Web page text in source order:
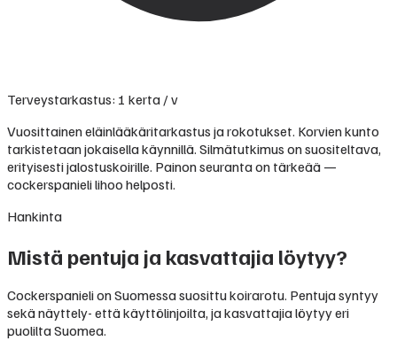
Terveystarkastus: 1 kerta / v
Vuosittainen eläinlääkäritarkastus ja rokotukset. Korvien kunto
tarkistetaan jokaisella käynnillä. Silmätutkimus on suositeltava,
erityisesti jalostuskoirille. Painon seuranta on tärkeää —
cockerspanieli lihoo helposti.
Hankinta
Mistä pentuja ja kasvattajia löytyy?
Cockerspanieli on Suomessa suosittu koirarotu. Pentuja syntyy
sekä näyttely- että käyttölinjoilta, ja kasvattajia löytyy eri
puolilta Suomea.